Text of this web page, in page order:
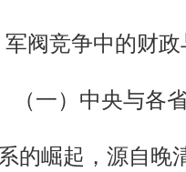
军阀竞争中的财
（一）中央与各
崛起，源自晚